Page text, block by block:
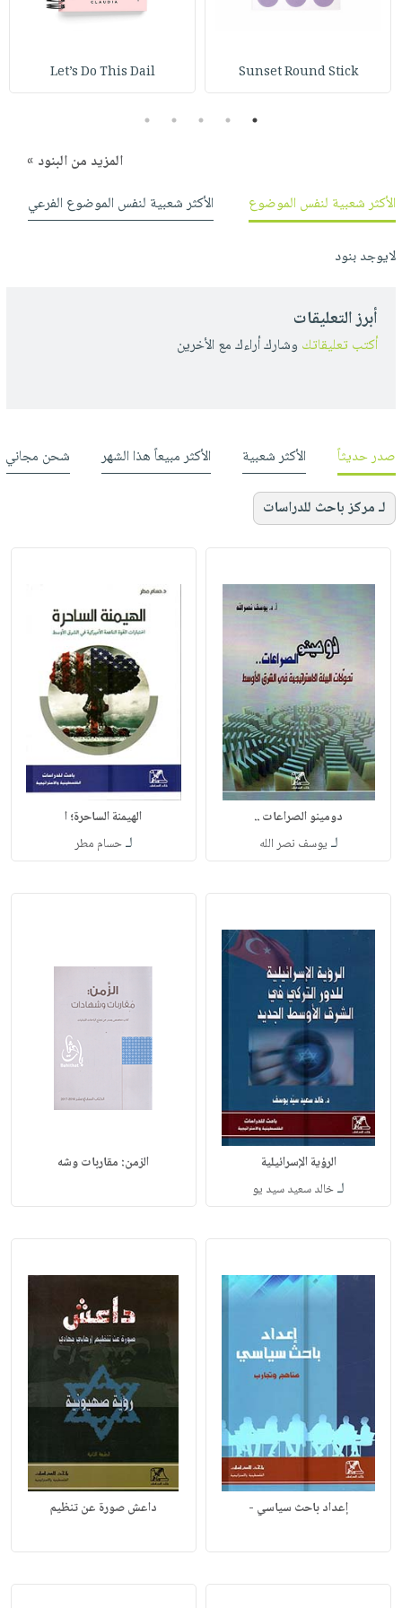
صابون
مناسبات
يتكرر
طرحها
انشر
كتابك
تواصل
نشرة
Sunset Round Stick
Let’s Do This Dail
1
2
3
4
5
المزيد من البنود »
الأكثر شعبية لنفس الموضوع
الأكثر شعبية لنفس الموضوع الفرعي
لايوجد بنود
أبرز التعليقات
أكتب تعليقاتك وشارك أراءك مع الأخرين
صدر حديثاً الأكثر شعبية الأكثر مبيعاً هذا الشهر شحن مجاني
لـ مركز باحث للدراسات
دومينو الصراعات ..
لـ يوسف نصر الله
الهيمنة الساحرة؛ ا
لـحسام مطر
الرؤية الإسرائيلية
لـخالد سعيد سيد يو
الزمن: مقاربات وشه
إعداد باحث سياسي - داعش صورة عن تنظيم